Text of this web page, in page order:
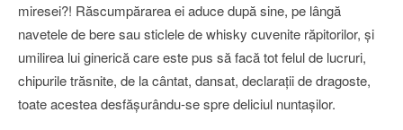
miresei?! Răscumpărarea ei aduce după sine, pe lângă
navetele de bere sau sticlele de whisky cuvenite răpitorilor, şi
umilirea lui ginerică care este pus să facă tot felul de lucruri,
chipurile trăsnite, de la cântat, dansat, declaraţii de dragoste,
toate acestea desfăşurându-se spre deliciul nuntaşilor.